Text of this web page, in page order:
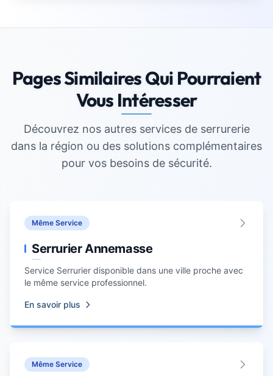
Pages Similaires Qui Pourraient
Vous Intéresser
Découvrez nos autres services de serrurerie
dans la région ou des solutions complémentaires
pour vos besoins de sécurité.
Même Service
Serrurier Annemasse
Service Serrurier disponible dans une ville proche avec
le même service professionnel.
En savoir plus
Même Service